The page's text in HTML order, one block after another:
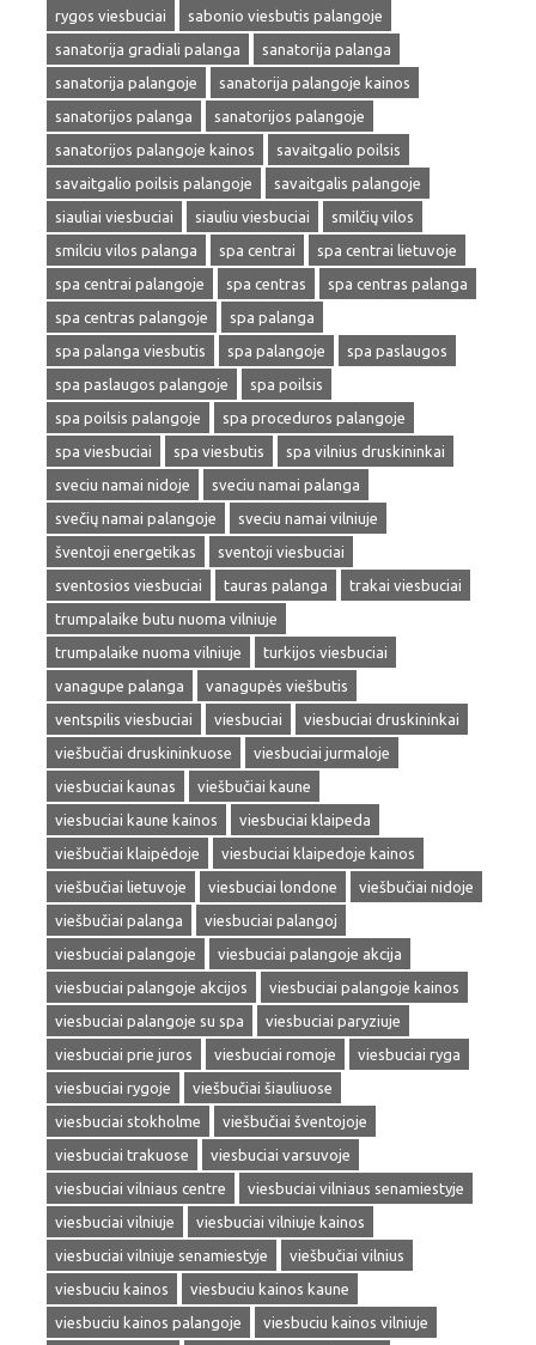
rygos viesbuciai
sabonio viesbutis palangoje
sanatorija gradiali palanga
sanatorija palanga
sanatorija palangoje
sanatorija palangoje kainos
sanatorijos palanga
sanatorijos palangoje
sanatorijos palangoje kainos
savaitgalio poilsis
savaitgalio poilsis palangoje
savaitgalis palangoje
siauliai viesbuciai
siauliu viesbuciai
smilčių vilos
smilciu vilos palanga
spa centrai
spa centrai lietuvoje
spa centrai palangoje
spa centras
spa centras palanga
spa centras palangoje
spa palanga
spa palanga viesbutis
spa palangoje
spa paslaugos
spa paslaugos palangoje
spa poilsis
spa poilsis palangoje
spa proceduros palangoje
spa viesbuciai
spa viesbutis
spa vilnius druskininkai
sveciu namai nidoje
sveciu namai palanga
svečių namai palangoje
sveciu namai vilniuje
šventoji energetikas
sventoji viesbuciai
sventosios viesbuciai
tauras palanga
trakai viesbuciai
trumpalaike butu nuoma vilniuje
trumpalaike nuoma vilniuje
turkijos viesbuciai
vanagupe palanga
vanagupės viešbutis
ventspilis viesbuciai
viesbuciai
viesbuciai druskininkai
viešbučiai druskininkuose
viesbuciai jurmaloje
viesbuciai kaunas
viešbučiai kaune
viesbuciai kaune kainos
viesbuciai klaipeda
viešbučiai klaipėdoje
viesbuciai klaipedoje kainos
viešbučiai lietuvoje
viesbuciai londone
viešbučiai nidoje
viešbučiai palanga
viesbuciai palangoj
viesbuciai palangoje
viesbuciai palangoje akcija
viesbuciai palangoje akcijos
viesbuciai palangoje kainos
viesbuciai palangoje su spa
viesbuciai paryziuje
viesbuciai prie juros
viesbuciai romoje
viesbuciai ryga
viesbuciai rygoje
viešbučiai šiauliuose
viesbuciai stokholme
viešbučiai šventojoje
viesbuciai trakuose
viesbuciai varsuvoje
viesbuciai vilniaus centre
viesbuciai vilniaus senamiestyje
viesbuciai vilniuje
viesbuciai vilniuje kainos
viesbuciai vilniuje senamiestyje
viešbučiai vilnius
viesbuciu kainos
viesbuciu kainos kaune
viesbuciu kainos palangoje
viesbuciu kainos vilniuje